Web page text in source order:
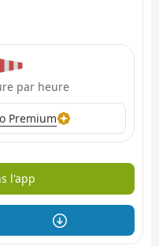
par heure
Premium
l'app